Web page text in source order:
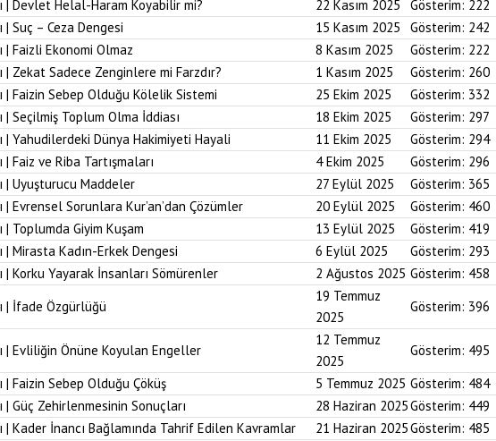
| Devlet Helal-Haram Koyabilir mi? 22 Kasım 2025 Gösterim: 222
| Suç – Ceza Dengesi 15 Kasım 2025 Gösterim: 242
| Faizli Ekonomi Olmaz 8 Kasım 2025 Gösterim: 222
| Zekat Sadece Zenginlere mi Farzdır? 1 Kasım 2025 Gösterim: 260
| Faizin Sebep Olduğu Kölelik Sistemi 25 Ekim 2025 Gösterim: 332
| Seçilmiş Toplum Olma İddiası 18 Ekim 2025 Gösterim: 297
| Yahudilerdeki Dünya Hakimiyeti Hayali 11 Ekim 2025 Gösterim: 294
| Faiz ve Riba Tartışmaları 4 Ekim 2025 Gösterim: 296
| Uyuşturucu Maddeler 27 Eylül 2025 Gösterim: 365
| Evrensel Sorunlara Kur’an’dan Çözümler 20 Eylül 2025 Gösterim: 460
| Toplumda Giyim Kuşam 13 Eylül 2025 Gösterim: 419
| Mirasta Kadın-Erkek Dengesi 6 Eylül 2025 Gösterim: 293
| Korku Yayarak İnsanları Sömürenler 2 Ağustos 2025 Gösterim: 458
| İfade Özgürlüğü
19 Temmuz
2025
Gösterim: 396
| Evliliğin Önüne Koyulan Engeller
12 Temmuz
2025
Gösterim: 495
| Faizin Sebep Olduğu Çöküş 5 Temmuz 2025 Gösterim: 484
| Güç Zehirlenmesinin Sonuçları 28 Haziran 2025Gösterim: 449
| Kader İnancı Bağlamında Tahrif Edilen Kavramlar 21 Haziran 2025Gösterim: 485